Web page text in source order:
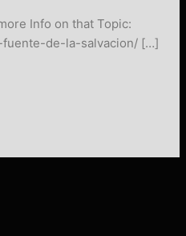
Info on that Topic:
de-la-salvacion/ […]